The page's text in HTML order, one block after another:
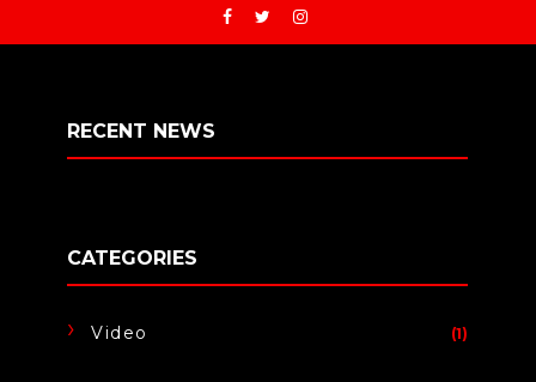
RECENT NEWS
CATEGORIES
Video (1)